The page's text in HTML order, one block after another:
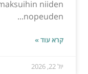
niiden
nopeuden...
קרא עוד »
יול 22, 2026